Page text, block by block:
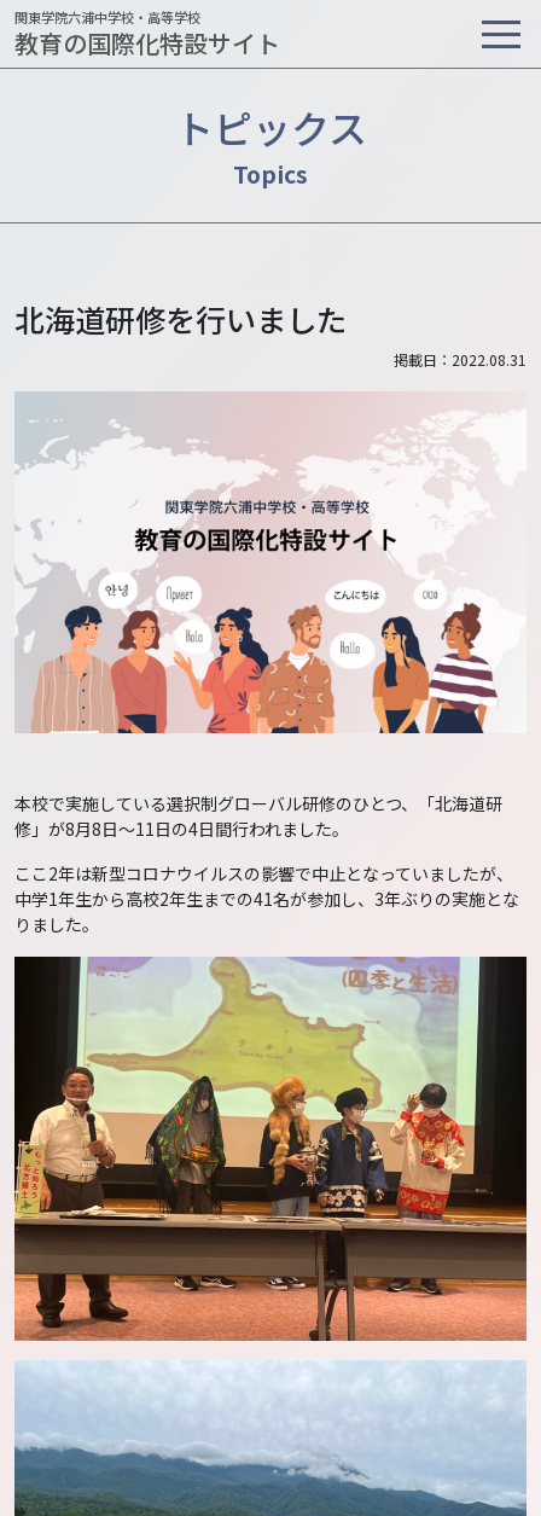
関東学院六浦中学校・高等学校
教育の国際化特設サイト
トピックス
北海道研修を行いました
掲載日：2022.08.31
本校で実施している選択制グローバル研修のひとつ、「北海道研
修」が8月8日～11日の4日間行われました。
ここ2年は新型コロナウイルスの影響で中止となっていましたが、
中学1年生から高校2年生までの41名が参加し、3年ぶりの実施とな
りました。